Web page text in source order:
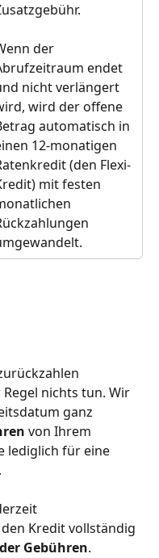
der
endet
nicht verlängert
wird der offene
automatisch in
12-monatigen
(den Flexi-
mit festen
nichts tun. Wir
ganz
von Ihrem
lediglich für eine
Kredit vollständig
Gebühren.